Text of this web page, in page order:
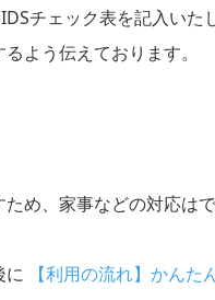
チェック表を記入いた
よう伝えております。
め、家事などの対応は
に
【利用の流れ】かんた